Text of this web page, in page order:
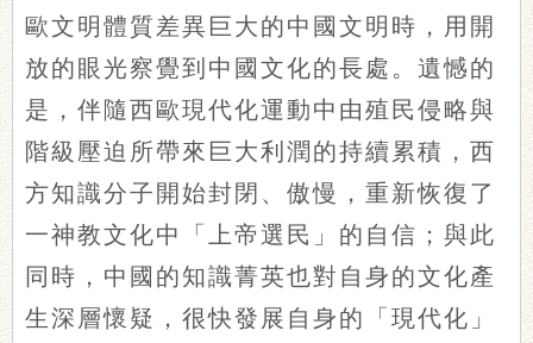
歐文明體質差異巨大的中國文明時，用開
放的眼光察覺到中國文化的長處。遺憾的
是，伴隨西歐現代化運動中由殖民侵略與
階級壓迫所帶來巨大利潤的持續累積，西
方知識分子開始封閉、傲慢，重新恢復了
一神教文化中「上帝選民」的自信；與此
同時，中國的知識菁英也對自身的文化產
生深層懷疑，很快發展自身的「現代化」